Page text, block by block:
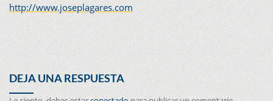
http://www.joseplagares.com
DEJA UNA RESPUESTA